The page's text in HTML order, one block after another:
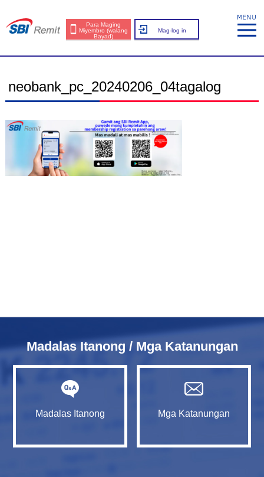
Para Maging
Miyembro (walang
Bayad)
Mag-log in
neobank_pc_20240206_04tagalog
Madalas Itanong / Mga Katanungan
Madalas Itanong Mga Katanungan